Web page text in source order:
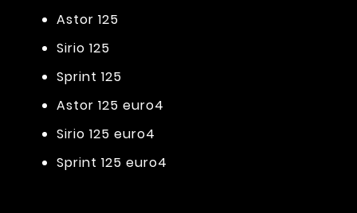
Astor 125
Sirio 125
Sprint 125
Astor 125 euro4
Sirio 125 euro4
Sprint 125 euro4